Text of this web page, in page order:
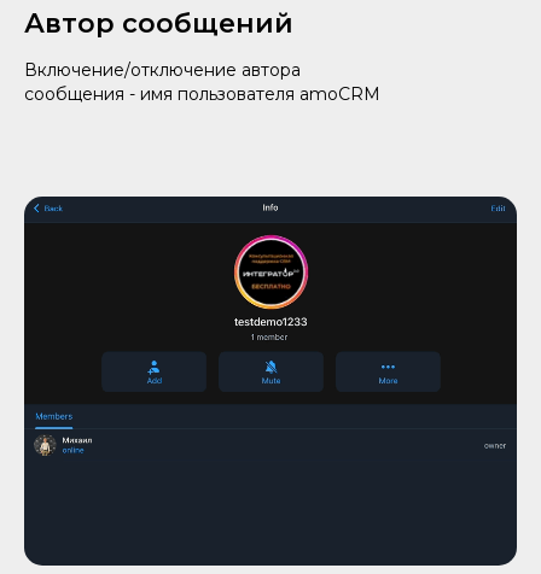
Автор сообщений
Включение/отключение автора
сообщения - имя пользователя amoCRM